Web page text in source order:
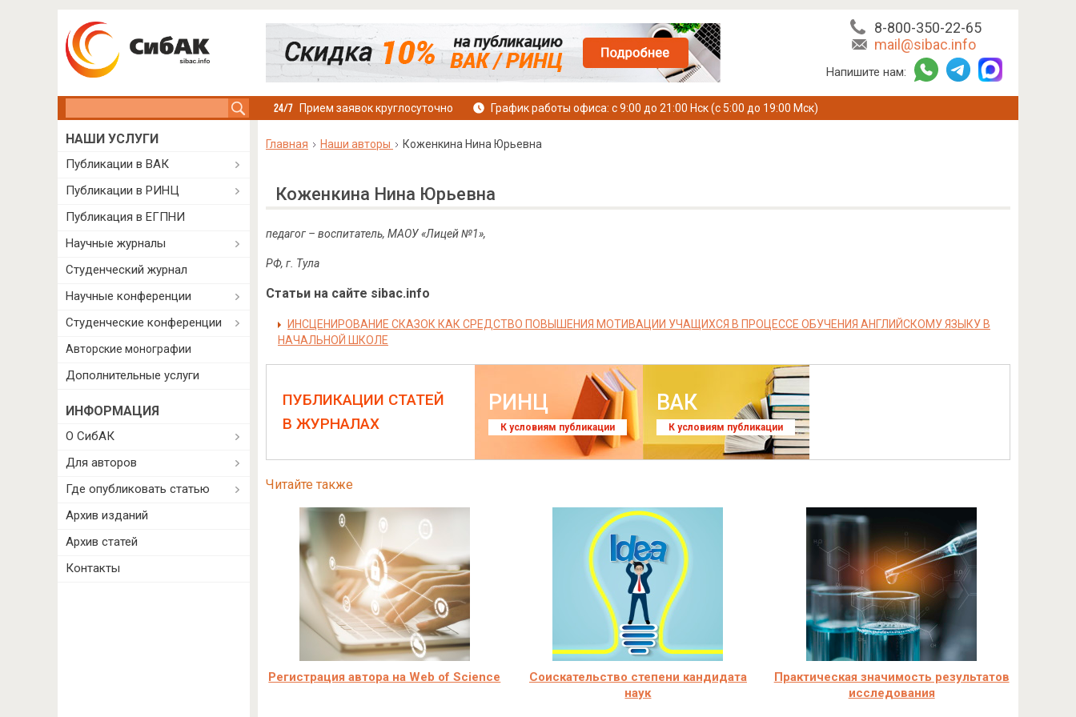
8-800-350-22-65
mail@sibac.info
Напишите нам:
Прием заявок круглосуточно График работы офиса: с 9:00 до 21:00 Нск (с 5:00 до 19:00 Мск)
Главная Наши авторы Коженкина Нина Юрьевна
Коженкина Нина Юрьевна
педагог – воспитатель, МАОУ «Лицей №1»,
РФ, г. Тула
Статьи на сайте sibac.info
ИНСЦЕНИРОВАНИЕ СКАЗОК КАК СРЕДСТВО ПОВЫШЕНИЯ МОТИВАЦИИ УЧАЩИХСЯ В ПРОЦЕССЕ ОБУЧЕНИЯ АНГЛИЙСКОМУ ЯЗЫКУ В
НАЧАЛЬНОЙ ШКОЛЕ
ПУБЛИКАЦИИ СТАТЕЙ
В ЖУРНАЛАХ
РИНЦ
К условиям публикации
ВАК
К условиям публикации
Читайте также
Регистрация автора на Web of Science
Соискательство степени кандидата
наук
Практическая значимость результатов
исследования
НАШИ УСЛУГИ
Публикации в ВАК
Публикации в РИНЦ
Публикация в ЕГПНИ
Научные журналы
Студенческий журнал
Научные конференции
Студенческие конференции
Авторские монографии
Дополнительные услуги
ИНФОРМАЦИЯ
О СибАК
Для авторов
Где опубликовать статью
Архив изданий
Архив статей
Контакты